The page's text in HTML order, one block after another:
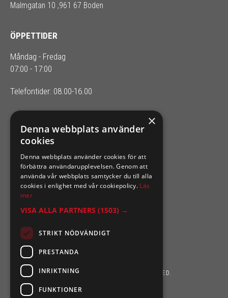
Malmgatan 10 ,961 67 Boden
ÖPPETTIDER
Måndag - Fredag
07:00 - 17:00
Telefontider: 08.00-16.00
SIXTEN NILSSONS
Organisationsnummer 556164-2652
SIXTEN NILSSONS 2026. ALL RIGHTS RESERVED.
POWERED BY EMPORI CMS
×
Denna webbplats använder
cookies
Denna webbplats använder cookies för att
förbättra användarupplevelsen. Genom att
använda vår webbplats samtycker du till alla
cookies i enlighet med vår cookiepolicy. Läs
mer
VISA ALLA PARTNERS (1503) →
STRIKT NÖDVÄNDIGT
PRESTANDA
INRIKTNING
FUNKTIONER